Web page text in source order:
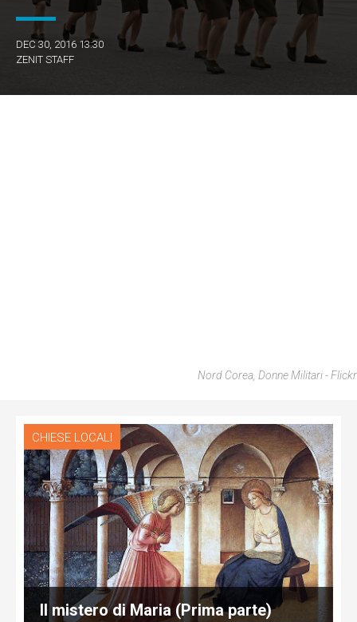
DEC 30, 2016 13:30
ZENIT STAFF
Nord Corea, Donne Militari - Flickr
CHIESE LOCALI
Il mistero di Maria (Prima parte)